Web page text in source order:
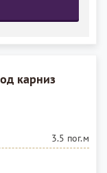
карниз
3.5 пог.м